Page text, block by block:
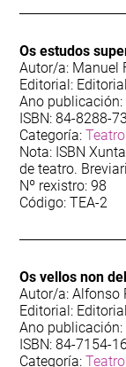
Os estudos
Autor/a: Manuel
Editorial:
Ano publicación:
ISBN: 84-8288-
Categoría:Teatro
Nota: ISBN
de teatro.
Nº rexistro: 98
Código: TEA-2
Os vellos non
Autor/a: Alfonso
Editorial:
Ano publicación:
ISBN: 84-7154-
Categoría:Teatro